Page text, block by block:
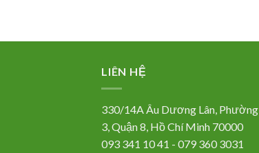
LIÊN HỆ
330/14A Âu Dương Lân, Phường
3, Quận 8, Hồ Chí Minh 70000
093 341 10 41 - 079 360 3031